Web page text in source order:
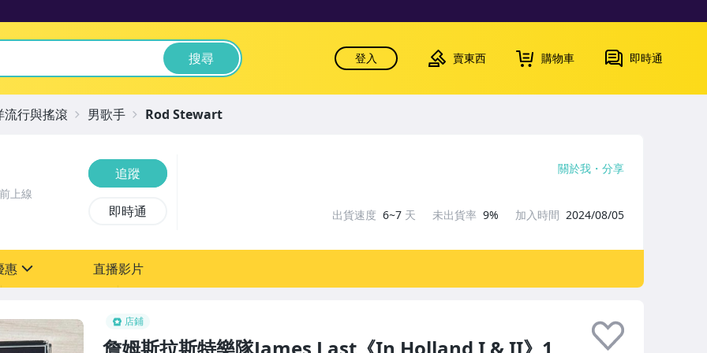
搜尋 登入 賣東西 購物車 即時通
店鋪
上線
追蹤
即時通
關於我 分享
出貨速度 6~7 天 未出貨率 9% 加入時間 2024/08/05
惠 直播影片
流行與搖滾 男歌手 Rod Stewart